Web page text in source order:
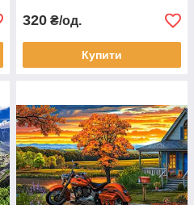
320 ₴/од.
Купити